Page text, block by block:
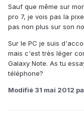
Sauf que même sur
pro 7, je vois pas la
pas non plus sur son
Sur le PC je suis
mais c'est très léger
Galaxy Note. As tu
téléphone?
Modifié 31 mai 2012